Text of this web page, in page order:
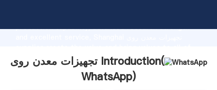
production capability, advanced research strength
customers.
تجهیزات معدن روی Introduction(
WhatsApp)